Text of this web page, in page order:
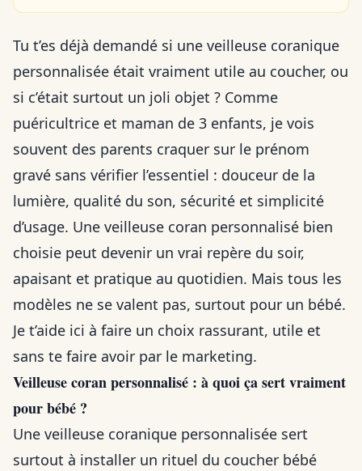
Tu t’es déjà demandé si une veilleuse coranique
personnalisée était vraiment utile au coucher, ou
si c’était surtout un joli objet ? Comme
puéricultrice et maman de 3 enfants, je vois
souvent des parents craquer sur le prénom
gravé sans vérifier l’essentiel : douceur de la
lumière, qualité du son, sécurité et simplicité
d’usage. Une veilleuse coran personnalisé bien
choisie peut devenir un vrai repère du soir,
apaisant et pratique au quotidien. Mais tous les
modèles ne se valent pas, surtout pour un bébé.
Je t’aide ici à faire un choix rassurant, utile et
sans te faire avoir par le marketing.
Veilleuse coran personnalisé : à quoi ça sert vraiment
pour bébé ?
Une veilleuse coranique personnalisée sert
surtout à installer un rituel du coucher bébé